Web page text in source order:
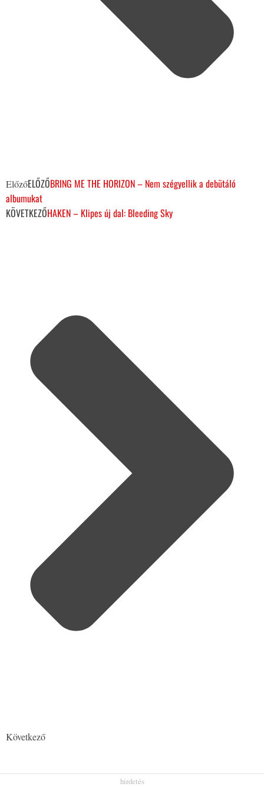
ElőzőELŐZŐBRING ME THE HORIZON – Nem szégyellik a debütáló
albumukat
KÖVETKEZŐHAKEN – Klipes új dal: Bleeding Sky
Következő